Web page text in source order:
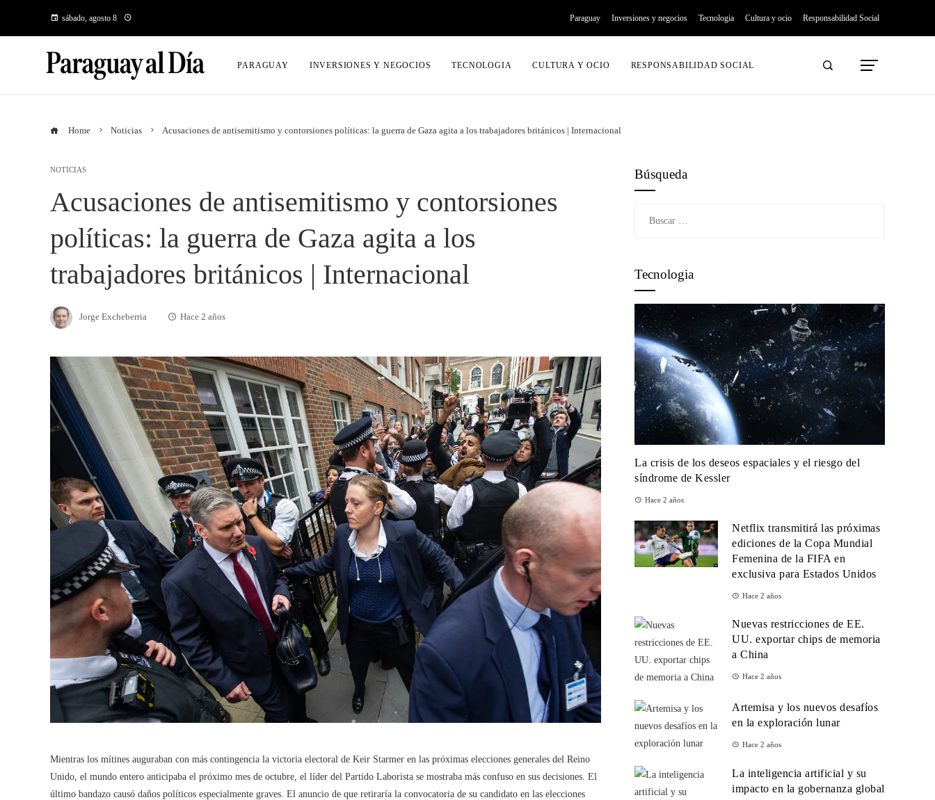
sábado, agosto 8 Paraguay Inversiones y negocios Tecnologia Cultura y ocio Responsabilidad Social
PARAGUAY INVERSIONES Y NEGOCIOS TECNOLOGIA CULTURA Y OCIO RESPONSABILIDAD SOCIAL
Home Noticias Acusaciones de antisemitismo y contorsiones políticas: la guerra de Gaza agita a los trabajadores británicos | Internacional
NOTICIAS
Acusaciones de antisemitismo y contorsiones
políticas: la guerra de Gaza agita a los
trabajadores británicos | Internacional
Jorge Excheberria Hace 2 años
Mientras los mítines auguraban con más contingencia la victoria electoral de Keir Starmer en las próximas elecciones generales del Reino
Unido, el mundo entero anticipaba el próximo mes de octubre, el líder del Partido Laborista se mostraba más confuso en sus decisiones. El
último bandazo causó daños políticos especialmente graves. El anuncio de que retiraría la convocatoria de su candidato en las elecciones
Búsqueda
Tecnologia
La crisis de los deseos espaciales y el riesgo del
síndrome de Kessler
Hace 2 años
Netflix transmitirá las próximas
ediciones de la Copa Mundial
Femenina de la FIFA en
exclusiva para Estados Unidos
Hace 2 años
Nuevas restricciones de EE.
UU. exportar chips de memoria
a China
Hace 2 años
Artemisa y los nuevos desafíos
en la exploración lunar
Hace 2 años
La inteligencia artificial y su
impacto en la gobernanza global